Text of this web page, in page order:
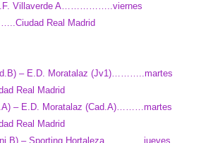
Villaverde A……………..viernes
Real Madrid
– E.D. Moratalaz (Jv1)………..martes
Real Madrid
– E.D. Moratalaz (Cad.A)………martes
Real Madrid
– Sporting Hortaleza………….jueves